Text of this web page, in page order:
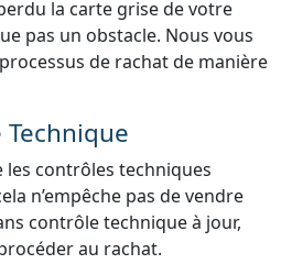
la carte grise de votre
pas un obstacle. Nous vous
de rachat de manière
Technique
contrôles techniques
n’empêche pas de vendre
contrôle technique à jour,
au rachat.